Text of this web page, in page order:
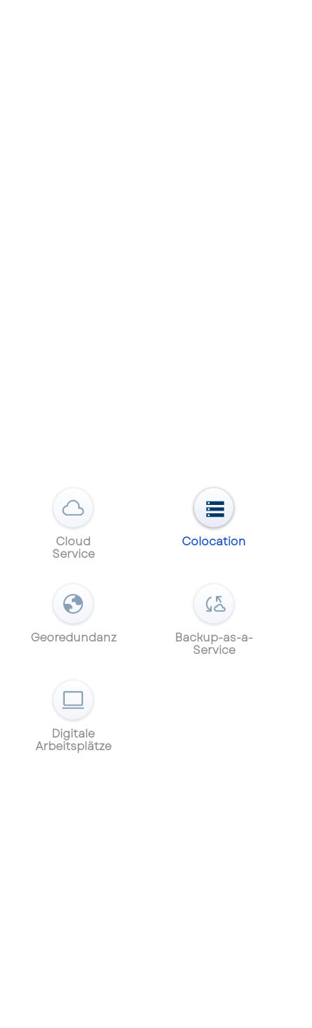
Cloud
Service
Colocation
Georedundanz Backup-as-a-
Service
Digitale
Arbeitsplätze